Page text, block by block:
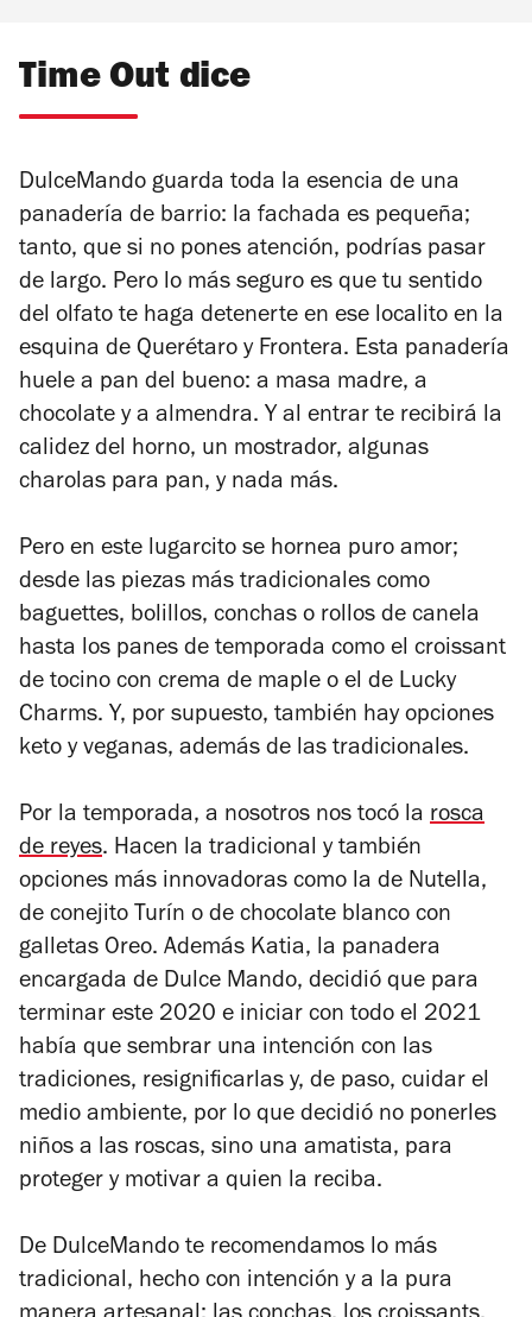
Time Out dice
DulceMando guarda toda la esencia de una
panadería de barrio: la fachada es pequeña;
tanto, que si no pones atención, podrías pasar
de largo. Pero lo más seguro es que tu sentido
del olfato te haga detenerte en ese localito en la
esquina de Querétaro y Frontera. Esta panadería
huele a pan del bueno: a masa madre, a
chocolate y a almendra. Y al entrar te recibirá la
calidez del horno, un mostrador, algunas
charolas para pan, y nada más.
Pero en este lugarcito se hornea puro amor;
desde las piezas más tradicionales como
baguettes, bolillos, conchas o rollos de canela
hasta los panes de temporada como el croissant
de tocino con crema de maple o el de Lucky
Charms. Y, por supuesto, también hay opciones
keto y veganas, además de las tradicionales.
Por la temporada, a nosotros nos tocó la rosca
de reyes. Hacen la tradicional y también
opciones más innovadoras como la de Nutella,
de conejito Turín o de chocolate blanco con
galletas Oreo. Además Katia, la panadera
encargada de Dulce Mando, decidió que para
terminar este 2020 e iniciar con todo el 2021
había que sembrar una intención con las
tradiciones, resignificarlas y, de paso, cuidar el
medio ambiente, por lo que decidió no ponerles
niños a las roscas, sino una amatista, para
proteger y motivar a quien la reciba.
De DulceMando te recomendamos lo más
tradicional, hecho con intención y a la pura